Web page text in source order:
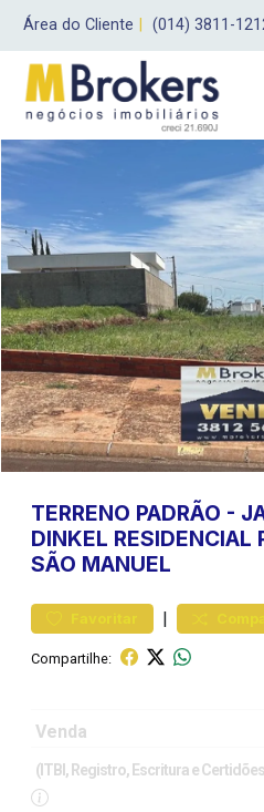
Área do Cliente (014) 3811-
TERRENO PADRÃO -
DINKEL RESIDENCIAL
SÃO MANUEL
Favoritar |
Compartilhe:
Venda
(ITBI, Registro, Escritura e